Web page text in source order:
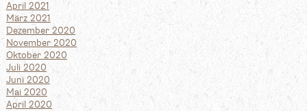
April 2021
März 2021
Dezember 2020
November 2020
Oktober 2020
Juli 2020
Juni 2020
Mai 2020
April 2020